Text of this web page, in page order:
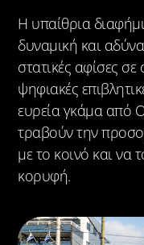
Η υπαίθρια
δυναμική και
στατικές αφίσες
ψηφιακές
ευρεία γκάμα από
τραβούν την
με το κοινό και να
κορυφή.